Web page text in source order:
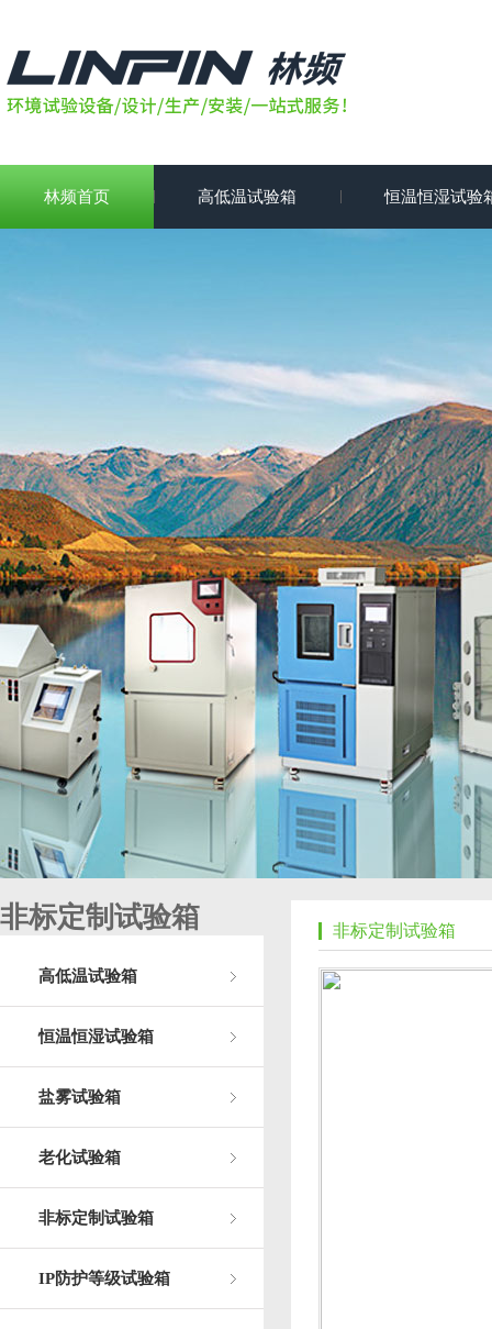
林频首页 高低温试验箱 恒温恒湿试验
非标定制试验箱
高低温试验箱
恒温恒湿试验箱
盐雾试验箱
老化试验箱
非标定制试验箱
IP防护等级试验箱
非标定制试验箱